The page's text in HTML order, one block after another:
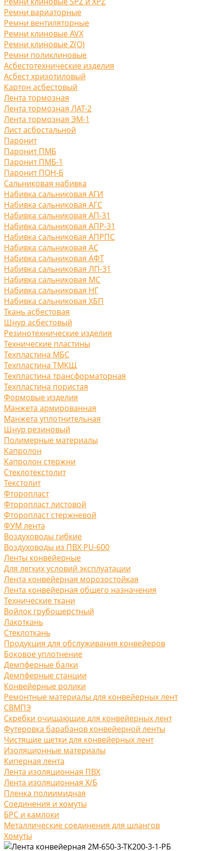
Ремни вариаторные
Ремни вентиляторные
Ремни клиновые AVX
Ремни клиновые Z(O)
Ремни поликлиновые
Асбестотехнические изделия
Асбест хризотиловый
Картон асбестовый
Лента тормозная
Лента тормозная ЛАТ-2
Лента тормозная ЭМ-1
Лист асбостальной
Паронит
Паронит ПМБ
Паронит ПМБ-1
Паронит ПОН-Б
Сальниковая набивка
Набивка сальниковая АГИ
Набивка сальниковая АГС
Набивка сальниковая АП-31
Набивка сальниковая АПР-31
Набивка сальниковая АПРПС
Набивка сальниковая АС
Набивка сальниковая АФТ
Набивка сальниковая ЛП-31
Набивка сальниковая МС
Набивка сальниковая НГ
Набивка сальниковая ХБП
Ткань асбестовая
Шнур асбестовый
Резинотехнические изделия
Технические пластины
Техпластина МБС
Техпластина ТМКЩ
Техпластина трансформаторная
Техпластина пористая
Формовые изделия
Манжета армированная
Манжета уплотнительная
Шнур резиновый
Полимерные материалы
Капролон
Капролон стержни
Стеклотекстолит
Текстолит
Фторопласт
Фторопласт листовой
Фторопласт стержневой
ФУМ лента
Воздуховоды гибкие
Воздуховоды из ПВХ PU-600
Ленты конвейерные
Для легких условий эксплуатации
Лента конвейерная морозостойкая
Лента конвейерная общего назначения
Технические ткани
Войлок грубошерстный
Лакоткань
Стеклоткань
Продукция для обслуживания конвейеров
Боковое уплотнение
Демпферные балки
Демпферные станции
Конвейерные ролики
Ремонтные материалы для конвейерных лент
СВМПЭ
Скребки очищающие для конвейерных лент
Футеровка барабанов конвейерной ленты
Чистящие щетки для конвейерных лент
Изоляционные материалы
Киперная лента
Лента изоляционная ПВХ
Лента изоляционная Х/Б
Пленка полиимидная
Соединения и хомуты
БРС и камлоки
Металлические соединения для шлангов
Хомуты